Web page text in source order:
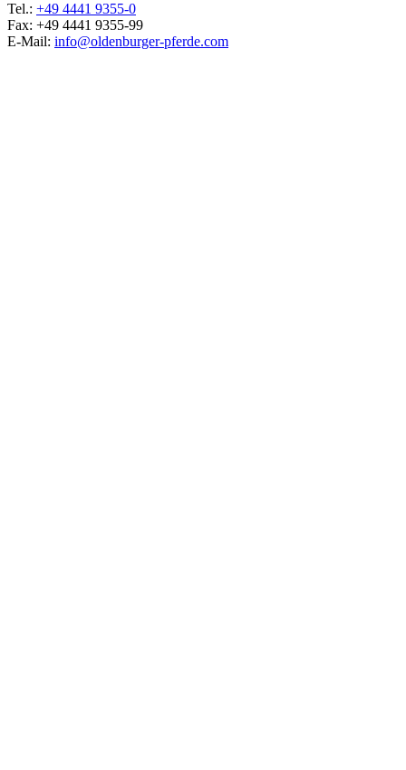
Tel.: +49 4441 9355-0
Fax: +49 4441 9355-99
E-Mail: info@oldenburger-pferde.com